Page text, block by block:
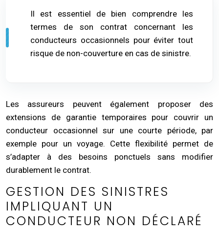
Il est essentiel de bien comprendre les
termes de son contrat concernant les
conducteurs occasionnels pour éviter tout
risque de non-couverture en cas de sinistre.
Les assureurs peuvent également proposer des
extensions de garantie temporaires pour couvrir un
conducteur occasionnel sur une courte période, par
exemple pour un voyage. Cette flexibilité permet de
s’adapter à des besoins ponctuels sans modifier
durablement le contrat.
GESTION DES SINISTRES
IMPLIQUANT UN
CONDUCTEUR NON DÉCLARÉ